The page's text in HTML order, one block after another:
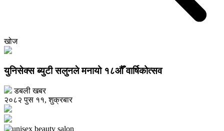
खोज
युनिसेक्स ब्युटी सलुनले मनायो १८औँ वार्षिकोत्सव
डबली खबर
२०८२ पुस ११, शुक्रबार